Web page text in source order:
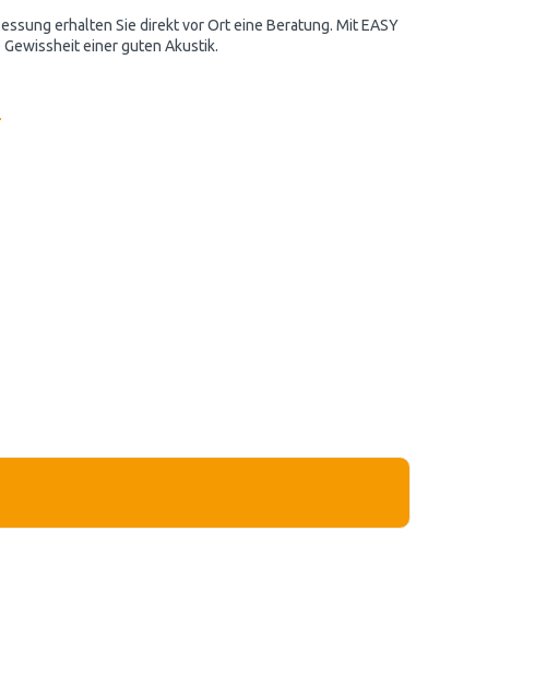
erhalten Sie direkt vor Ort eine Beratung. Mit EASY
einer guten Akustik.